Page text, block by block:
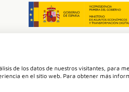
de los datos de nuestros visitantes, para
en el sitio web. Para obtener más